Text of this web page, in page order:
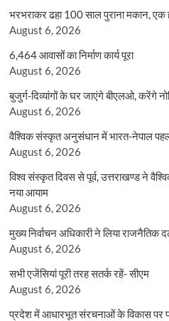
भरभराकर ढहा 100 साल पुराना मकान, एक
August 6, 2026
6,464 आवासों का निर्माण कार्य पूरा
August 6, 2026
बुजुर्ग-दिव्यांगों के घर जाएंगे बीएलओ, करेंगे
August 6, 2026
वैश्विक संस्कृत अनुसंधान में भारत-नेपाल
August 6, 2026
विश्व संस्कृत दिवस से पूर्व, उत्तराखण्ड ने
नया आयाम
August 6, 2026
मुख्य निर्वाचन अधिकारी ने लिया
August 6, 2026
सभी एजेंसियां पूरी तरह सतर्क रहें- सीएम
August 6, 2026
प्रदेश में आधारभूत संरचनाओं के विकास पर